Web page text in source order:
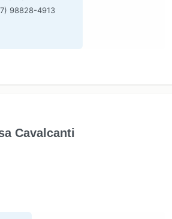
98828-4913
Cavalcanti